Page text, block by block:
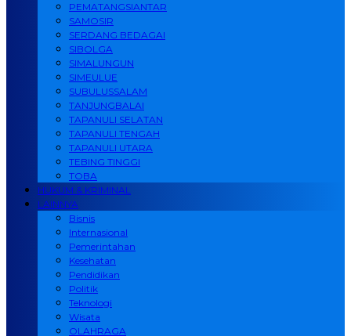
PEMATANGSIANTAR
SAMOSIR
SERDANG BEDAGAI
SIBOLGA
SIMALUNGUN
SIMEULUE
SUBULUSSALAM
TANJUNGBALAI
TAPANULI SELATAN
TAPANULI TENGAH
TAPANULI UTARA
TEBING TINGGI
TOBA
HUKUM & KRIMINAL
LAINNYA
Bisnis
Internasional
Pemerintahan
Kesehatan
Pendidikan
Politik
Teknologi
Wisata
OLAHRAGA